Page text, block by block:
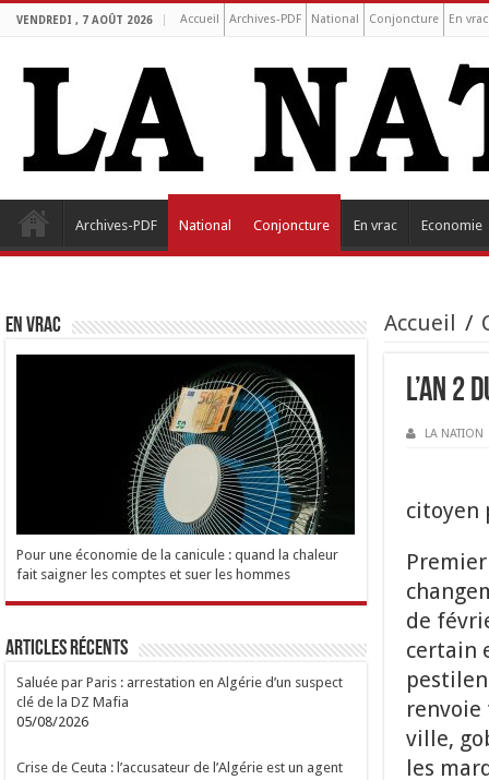
VENDREDI , 7 AOÛT 2026 Accueil Archives-PDF National Conjoncture En vrac
Archives-PDF National Conjoncture En vrac Economie
Accueil /
L’An
LA NATION
citoyen
de
certain
renvoie
ville,
les
EN VRAC
Pour une économie de la canicule : quand la chaleur
fait saigner les comptes et suer les hommes
Articles Récents
Saluée par Paris : arrestation en Algérie d’un suspect
clé de la DZ Mafia
05/08/2026
Crise de Ceuta : l’accusateur de l’Algérie est un agent